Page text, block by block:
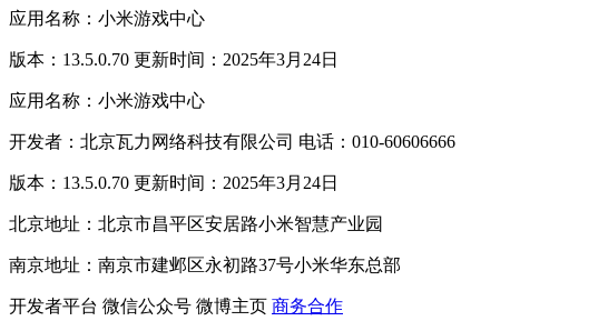
应用名称：小米游戏中心
版本：13.5.0.70 更新时间：2025年3月24日
应用名称：小米游戏中心
开发者：北京瓦力网络科技有限公司 电话：010-60606666
版本：13.5.0.70 更新时间：2025年3月24日
北京地址：北京市昌平区安居路小米智慧产业园
南京地址：南京市建邺区永初路37号小米华东总部
开发者平台 微信公众号 微博主页 商务合作